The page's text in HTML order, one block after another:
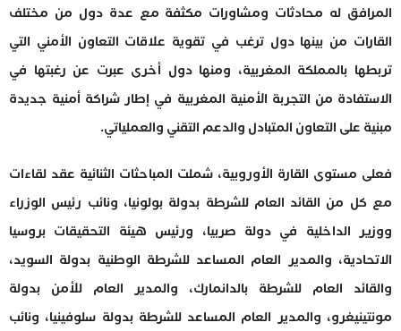
المرافق له محادثات ومشاورات مكثفة مع عدة دول من مختلف
القارات من بينها دول ترغب في تقوية علاقات التعاون الأمني التي
تربطها بالمملكة المغربية، ومنها دول أخرى عبرت عن رغبتها في
الاستفادة من التجربة الأمنية المغربية في إطار شراكة أمنية جديدة
مبنية على التعاون المتبادل والدعم التقني والعملياتي.
فعلى مستوى القارة الأوروبية، شملت المباحثات الثنائية عقد لقاءات
مع كل من القائد العام للشرطة بدولة بولونيا، ونائب رئيس الوزراء
ووزير الداخلية في دولة صربيا، ورئيس هيئة التحقيقات بروسيا
الاتحادية، والمدير العام المساعد للشرطة الوطنية بدولة السويد،
والقائد العام للشرطة بالدانمارك، والمدير العام للأمن بدولة
مونتينيغرو، والمدير العام المساعد للشرطة بدولة سلوفينيا، ونائب